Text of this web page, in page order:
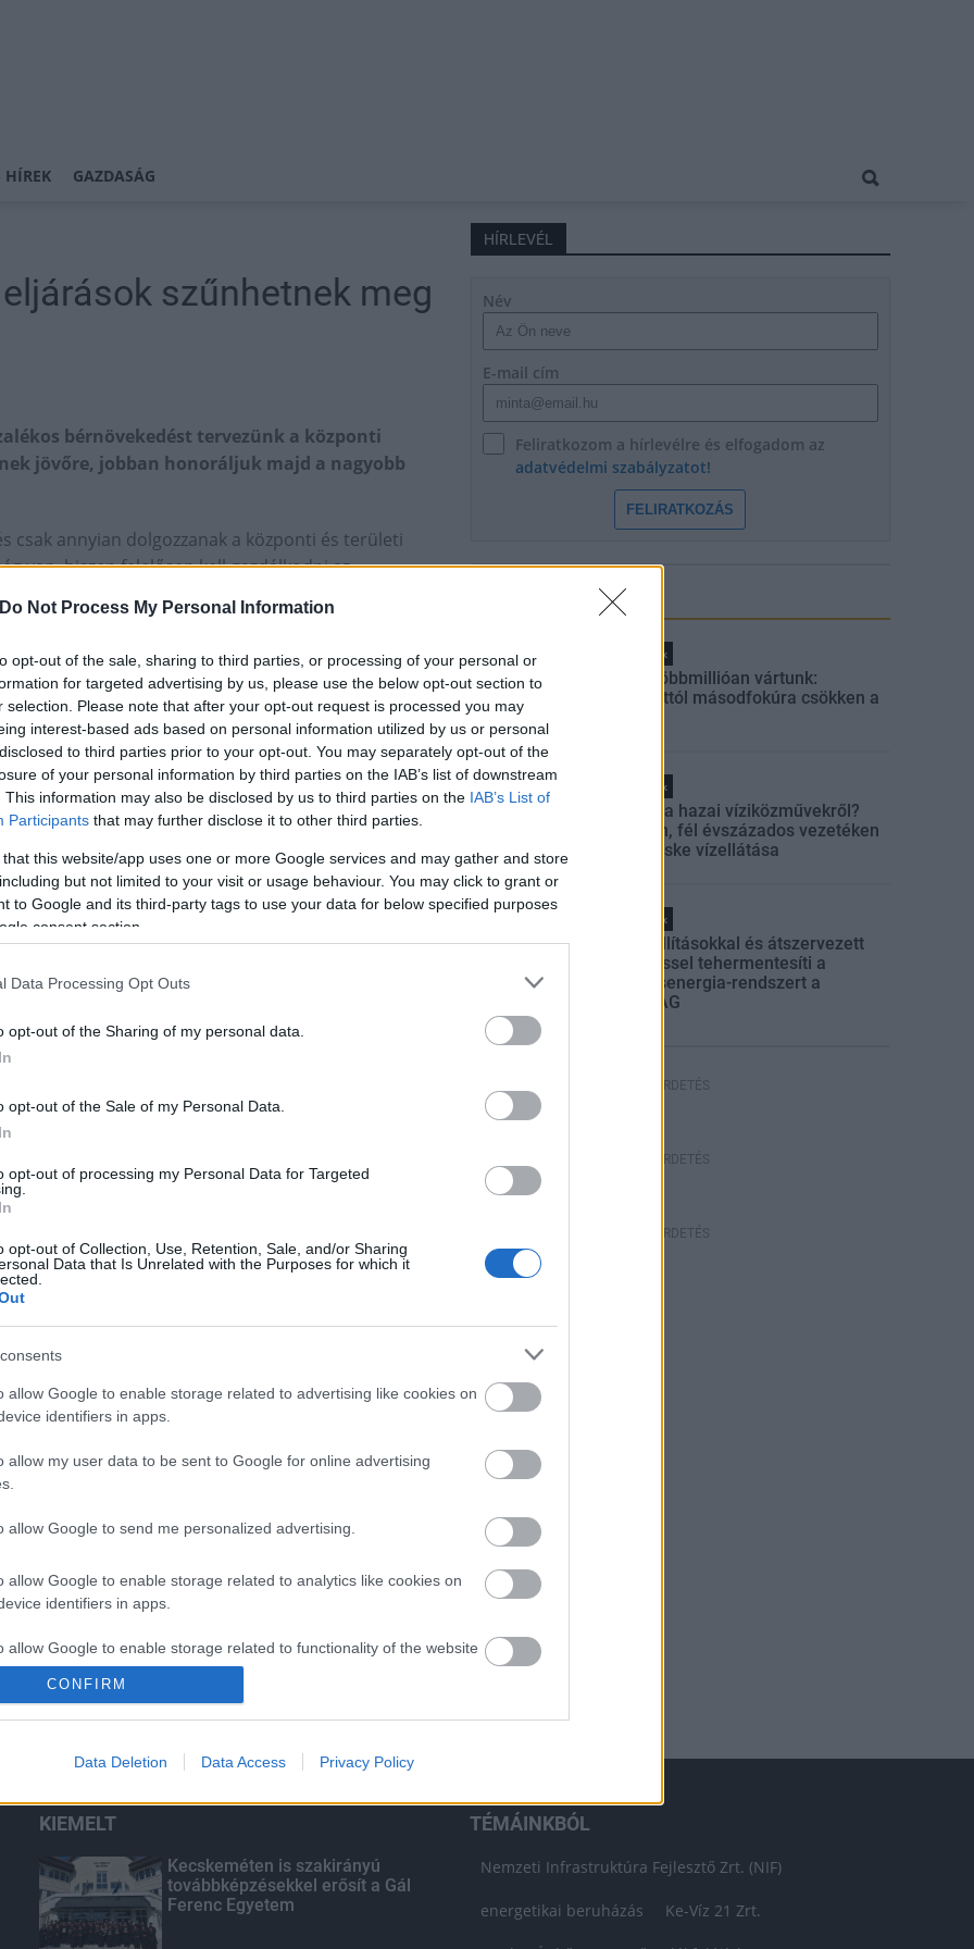
Do Not Process My Personal Information
opt-out of the sale, sharing to third parties, or processing of your personal or
for targeted advertising by us, please use the below opt-out section to
selection. Please note that after your opt-out request is processed you may
interest-based ads based on personal information utilized by us or personal
to third parties prior to your opt-out. You may separately opt-out of the
of your personal information by third parties on the IAB’s list of downstream
This information may also be disclosed by us to third parties on the IAB’s List of
Participants that may further disclose it to other third parties.
that this website/app uses one or more Google services and may gather and store
but not limited to your visit or usage behaviour. You may click to grant or
to Google and its third-party tags to use your data for below specified purposes
consent section.
Data Processing Opt Outs
opt-out of the Sharing of my personal data.
opt-out of the Sale of my Personal Data.
opt-out of processing my Personal Data for Targeted
opt-out of Collection, Use, Retention, Sale, and/or Sharing
Data that Is Unrelated with the Purposes for which it
allow Google to enable storage related to advertising like cookies on
identifiers in apps.
allow my user data to be sent to Google for online advertising
allow Google to send me personalized advertising.
allow Google to enable storage related to analytics like cookies on
identifiers in apps.
allow Google to enable storage related to functionality of the website
allow Google to enable storage related to security, including
CONFIRM
Data Deletion Data Access Privacy Policy
HÍREK GAZDASÁG
szűnhetnek meg
bérnövekedést tervezünk a központi
jövőre, jobban honoráljuk majd a nagyobb
csak annyian dolgozzanak a központi és területi
van, hiszen felelősen kell gazdálkodni az
adott interjúban
Paks II.: Mit jelent az 5. blokk új
mérföldköve a felülvizsgálat
árnyékában?
és közműhálózatának fejlesztése
Látlelet a hazai víziközművekről?
készül Mohács a csata ötszázadik
évfordulójára
a
az
Aktuális
Transzparencia és
hatékonyság
HÍRLEVÉL
Név
E-mail cím
Feliratkozom a hírlevélre és elfogadom az
adatvédelmi szabályzatot!
FELIRATKOZÁS
Helyi hírek
Amire többmillióan vártunk:
szombattól másodfokúra csökken a
Helyi hírek
Látlelet a hazai víziközművekről?
Egyetlen, fél évszázados vezetéken
múlt Bicske vízellátása
Helyi hírek
Gyárleállításokkal és átszervezett
termeléssel tehermentesíti a
villamosenergia-rendszert a
STRABAG
HIRDETÉS
HIRDETÉS
HIRDETÉS
KIEMELT
Kecskeméten is szakirányú
továbbképzésekkel erősít a Gál
Ferenc Egyetem
TÉMÁINKBÓL
Nemzeti Infrastruktúra Fejlesztő Zrt. (NIF)
energetikai beruházás Ke-Víz 21 Zrt.